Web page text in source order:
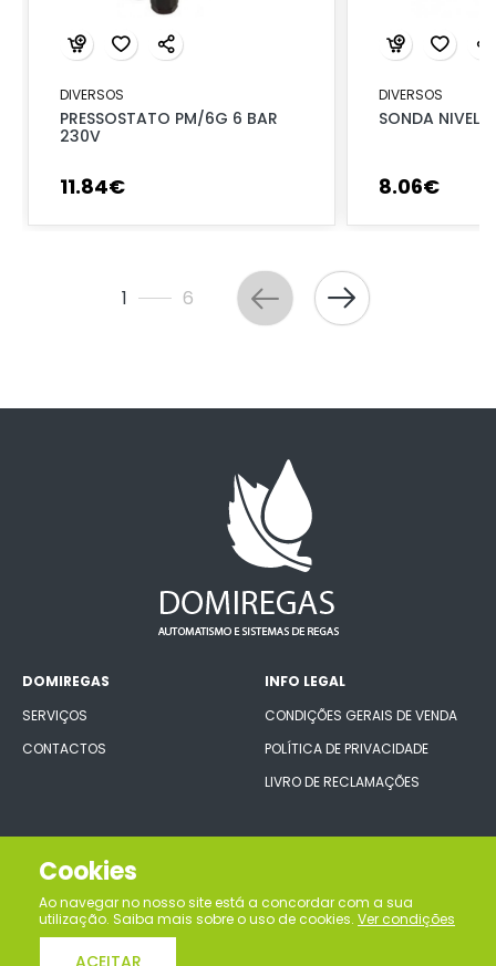
DIVERSOS
PRESSOSTATO PM/6G 6 BAR
230V
11.84€
DIVERSOS
SONDA NIVEL
8.06€
1 6
DOMIREGAS
SERVIÇOS
CONTACTOS
INFO LEGAL
CONDIÇÕES GERAIS DE VENDA
POLÍTICA DE PRIVACIDADE
LIVRO DE RECLAMAÇÕES
CONECTE-SE CONNOSCO
Cookies
Ao navegar no nosso site está a concordar com a sua
utilização. Saiba mais sobre o uso de cookies. Ver condições
ACEITAR